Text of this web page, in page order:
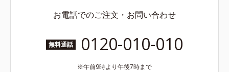
お電話でのご注文・お問い合わせ
無料通話 0120-010-010
午前9時より午後7時まで